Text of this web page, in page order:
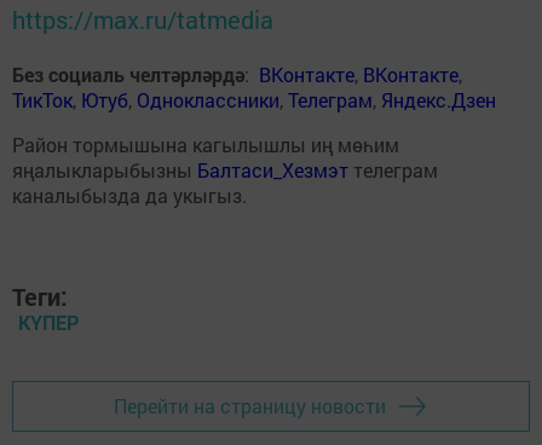
https://max.ru/tatmedia
Без социаль челтәрләрдә: ВКонтакте, ВКонтакте,
ТикТок, Ютуб, Одноклассники,Телеграм, Яндекс.Дзен
Район тормышына кагылышлы иң мөһим
яңалыкларыбызны Балтаси_Хезмэт телеграм
каналыбызда да укыгыз.
Теги:
КҮПЕР
Перейти на страницу новости